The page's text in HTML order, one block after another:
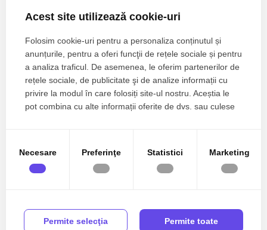
Acest site utilizează cookie-uri
Folosim cookie-uri pentru a personaliza conținutul și
anunțurile, pentru a oferi funcţii de rețele sociale și pentru
a analiza traficul. De asemenea, le oferim partenerilor de
rețele sociale, de publicitate şi de analize informații cu
privire la modul în care folosiți site-ul nostru. Aceștia le
pot combina cu alte informații oferite de dvs. sau culese
Necesare Preferinţe Statistici Marketing
Permite selecţia Permite toate